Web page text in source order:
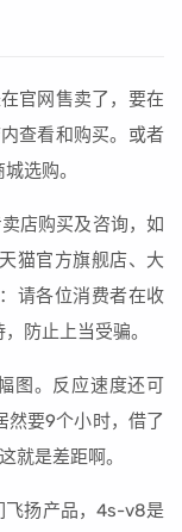
官网售卖了，要在
查看和购买。或者
选购。
店购买及咨询，如
猫官方旗舰店、大
请各位消费者在收
防止上当受骗。
图。反应速度还可
然要9个小时，借了
就是差距啊。
飞扬产品，4s-v8是